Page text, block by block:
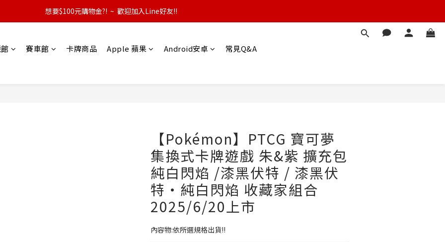
想要$100元購物金?!  ~  歡迎加入Line好友!!
賽車館 卡牌商品 Apple 蘋果 Android安卓 常見Q&A
【Pokémon】PTCG 寶可夢
集換式卡牌遊戲 朱&紫 擴充包
純白閃焰 /漆黑伏特 / 漆黑伏
特・純白閃焰 收藏家組合
2025/6/20上市
內容物:依所選規格出貨!!